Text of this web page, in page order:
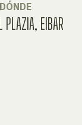
DÓNDE
PLAZIA, EIBAR